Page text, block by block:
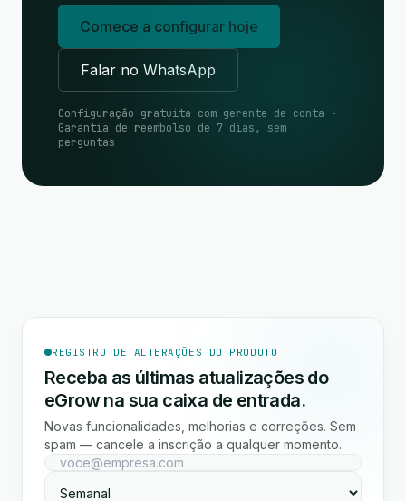
Comece a configurar hoje
Falar no WhatsApp
Configuração gratuita com gerente de conta ·
Garantia de reembolso de 7 dias, sem
perguntas
REGISTRO DE ALTERAÇÕES DO PRODUTO
Receba as últimas atualizações do
eGrow na sua caixa de entrada.
Novas funcionalidades, melhorias e correções. Sem
spam — cancele a inscrição a qualquer momento.